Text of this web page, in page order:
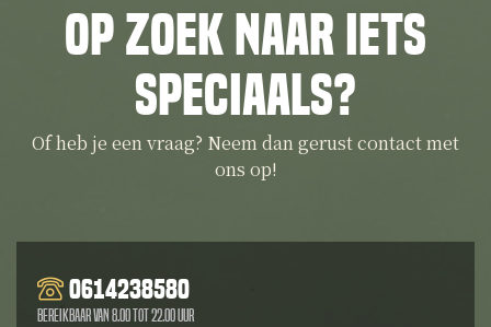
Op zoek naar iets
speciaals?
Of heb je een vraag? Neem dan gerust contact met
ons op!
0614238580
Bereikbaar van 8.00 tot 22.00 uur